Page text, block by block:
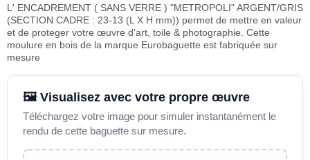
L' ENCADREMENT ( SANS VERRE ) "METROPOLI" ARGENT/GRIS
(SECTION CADRE : 23-13 (L X H mm)) permet de mettre en valeur
et de proteger votre œuvre d'art, toile & photographie. Cette
moulure en bois de la marque Eurobaguette est fabriquée sur
mesure
🖼️ Visualisez avec votre propre œuvre
Téléchargez votre image pour simuler instantanément le
rendu de cette baguette sur mesure.